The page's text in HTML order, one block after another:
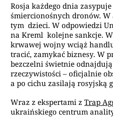
Rosja każdego dnia
śmiercionośnych dronów.
tym dzieci. W odpowiedzi
na Kreml kolejne sankcje.
krwawej wojny wciąż
tracić, zamykać biznesy. W
bezczelni świetnie
rzeczywistości – oficjalnie
a po cichu zasilają rosyjską
Wraz z ekspertami zTrap
ukraińskiego centrum